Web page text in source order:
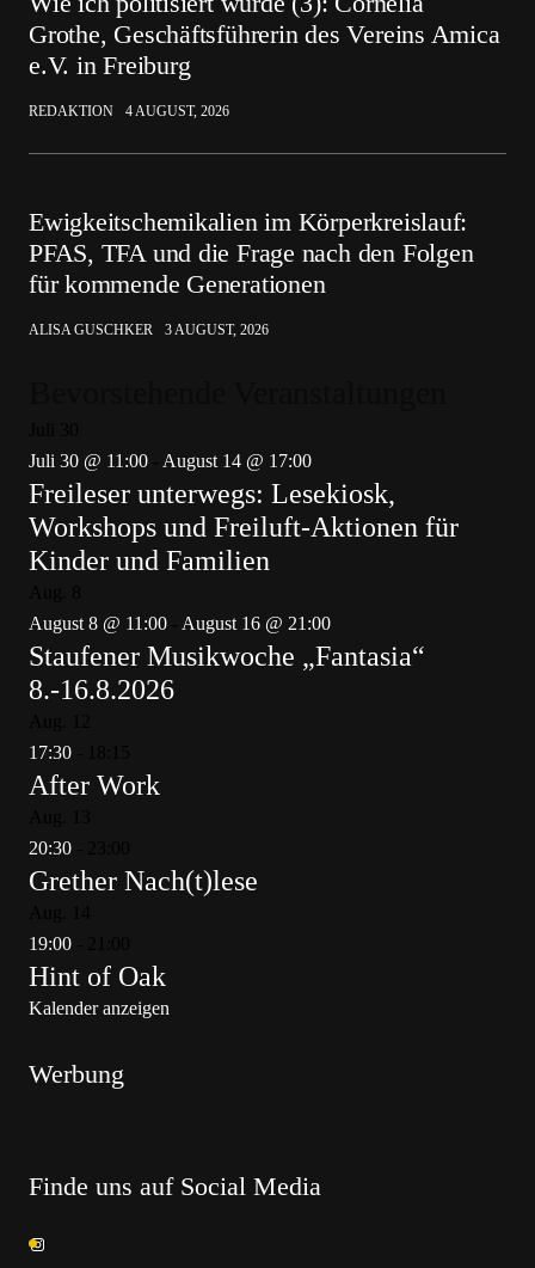
Grothe, Geschäftsführerin des Vereins Amica
e.V. in Freiburg
REDAKTION 4 AUGUST, 2026
Ewigkeitschemikalien im Körperkreislauf:
PFAS, TFA und die Frage nach den Folgen
für kommende Generationen
ALISA GUSCHKER 3 AUGUST, 2026
Juli 30 @ 11:00
August 14 @ 17:00
Freileser unterwegs: Lesekiosk,
Workshops und Freiluft-Aktionen für
Kinder und Familien
August 8 @ 11:00
August 16 @ 21:00
Staufener Musikwoche „Fantasia“
8.-16.8.2026
17:30
After Work
20:30
Grether Nach(t)lese
19:00
Hint of Oak
Kalender anzeigen
Werbung
Finde uns auf Social Media